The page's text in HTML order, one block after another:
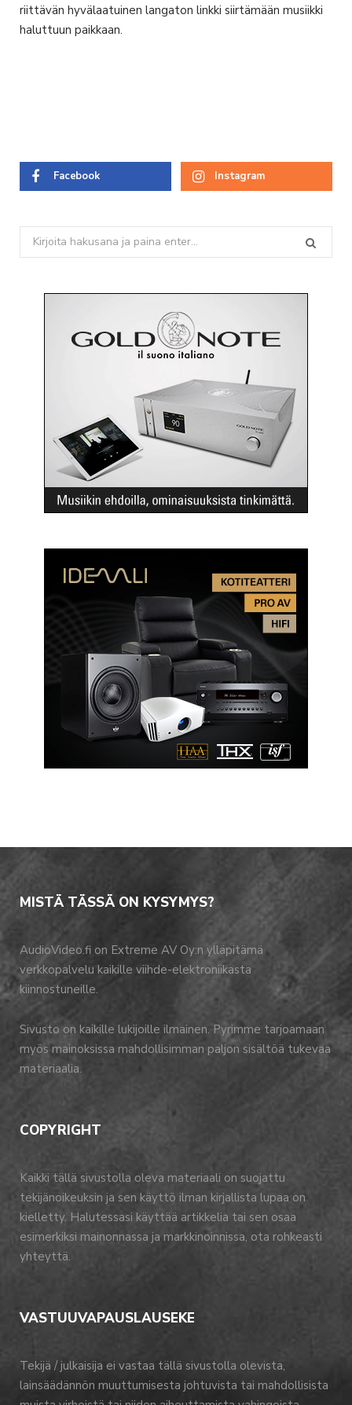
riittävän hyvälaatuinen langaton linkki siirtämään musiikki
haluttuun paikkaan.
Facebook Instagram
Search
for:
MISTÄ TÄSSÄ ON KYSYMYS?
AudioVideo.fi on Extreme AV Oy:n ylläpitämä
verkkopalvelu kaikille viihde-elektroniikasta
kiinnostuneille.
Sivusto on kaikille lukijoille ilmainen. Pyrimme tarjoamaan
myös mainoksissa mahdollisimman paljon sisältöä tukevaa
materiaalia.
COPYRIGHT
Kaikki tällä sivustolla oleva materiaali on suojattu
tekijänoikeuksin ja sen käyttö ilman kirjallista lupaa on
kielletty. Halutessasi käyttää artikkelia tai sen osaa
esimerkiksi mainonnassa ja markkinoinnissa, ota rohkeasti
yhteyttä.
VASTUUVAPAUSLAUSEKE
Tekijä / julkaisija ei vastaa tällä sivustolla olevista,
lainsäädännön muuttumisesta johtuvista tai mahdollisista